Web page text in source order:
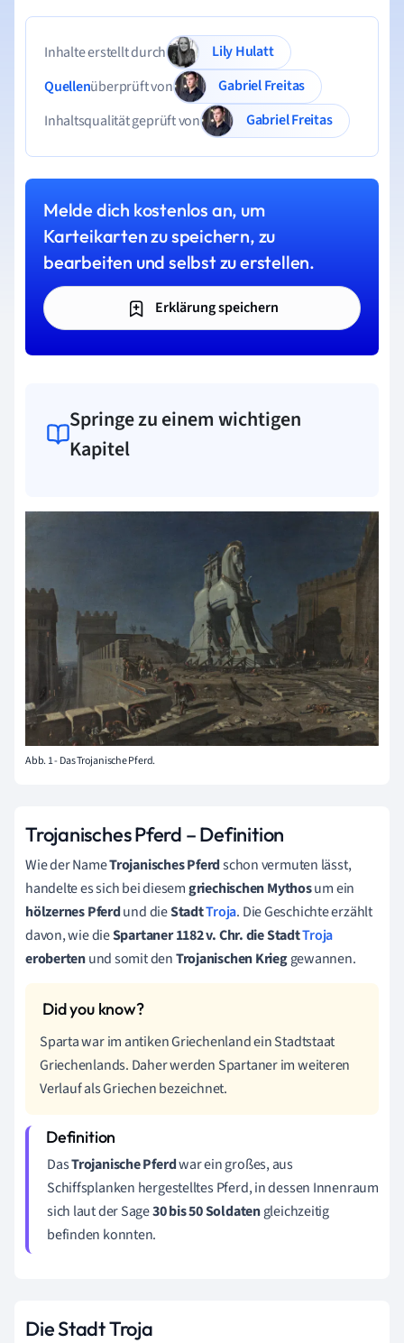
Inhalte erstellt durch
Lily Hulatt
Quellenüberprüft von
Gabriel Freitas
Inhaltsqualität geprüft von
Gabriel Freitas
Melde dich kostenlos an, um
Karteikarten zu speichern, zu
bearbeiten und selbst zu erstellen.
Erklärung speichern
Springe zu einem wichtigen
Kapitel
Abb. 1 - Das Trojanische Pferd.
Trojanisches Pferd – Definition
Wie der NameTrojanisches Pferdschon vermuten lässt,
handelte es sich bei diesemgriechischenMythosum ein
hölzernes Pferdund dieStadtTroja. Die Geschichte erzählt
davon, wie dieSpartaner 1182 v. Chr. die StadtTroja
erobertenund somit denTrojanischen Krieggewannen.
Sparta war im antiken Griechenland ein Stadtstaat
Griechenlands. Daher werden Spartaner im weiteren
Verlauf als Griechen bezeichnet.
DasTrojanische Pferdwar ein großes, aus
Schiffsplanken hergestelltes Pferd, in dessen Innenraum
sich laut der Sage30 bis 50 Soldatengleichzeitig
befinden konnten.
Die Stadt Troja